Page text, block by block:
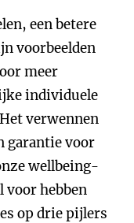
een betere
voorbeelden
meer
individuele
verwennen
garantie voor
wellbeing-
voor hebben
op drie pijlers